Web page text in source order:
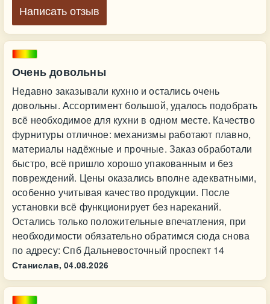
Очень довольны
Недавно заказывали кухню и остались очень
довольны. Ассортимент большой, удалось подобрать
всё необходимое для кухни в одном месте. Качество
фурнитуры отличное: механизмы работают плавно,
материалы надёжные и прочные. Заказ обработали
быстро, всё пришло хорошо упакованным и без
повреждений. Цены оказались вполне адекватными,
особенно учитывая качество продукции. После
установки всё функционирует без нареканий.
Остались только положительные впечатления, при
необходимости обязательно обратимся сюда снова
по адресу: Спб Дальневосточный проспект 14
Станислав, 04.08.2026
Написать отзыв